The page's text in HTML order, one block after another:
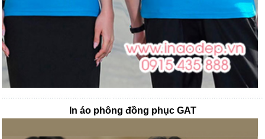
In áo phông đồng phục GAT